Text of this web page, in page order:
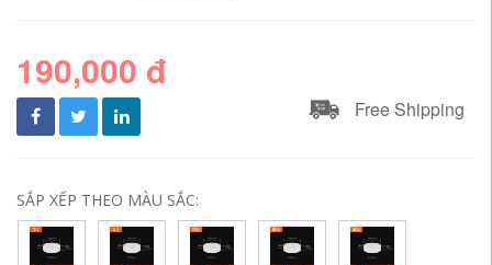
190,000 đ
Free Shipping
SẮP XẾP THEO MÀU SẮC: